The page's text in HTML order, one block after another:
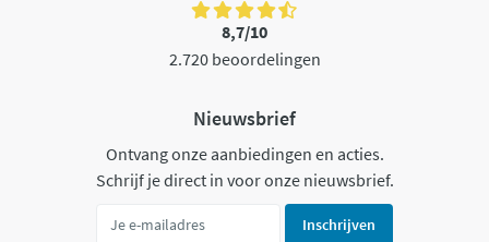
8,7/10
2.720 beoordelingen
Nieuwsbrief
Ontvang onze aanbiedingen en acties.
Schrijf je direct in voor onze nieuwsbrief.
Inschrijven